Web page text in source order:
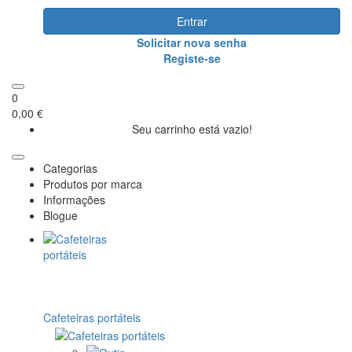
Entrar
Solicitar nova senha
Registe-se
0
0,00 €
Seu carrinho está vazio!
Categorias
Produtos por marca
Informações
Blogue
Cafeteiras portáteis